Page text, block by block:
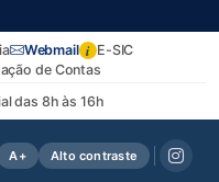
das 8h às 16h
Webmail i E-SIC
de Contas
A+ Alto contraste